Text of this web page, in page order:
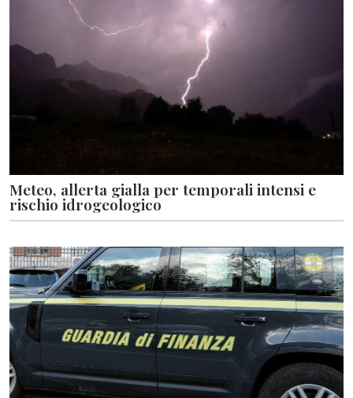
Meteo, allerta gialla per temporali intensi e
rischio idrogeologico